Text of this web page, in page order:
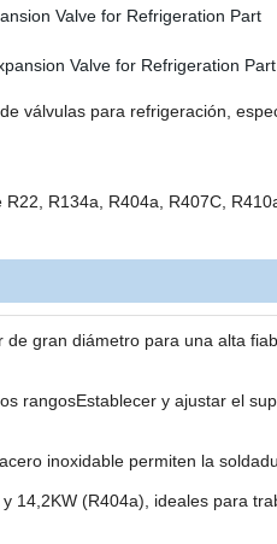
válvulas para refrigeración,
R134a, R404a, R407C,
gran diámetro para una alta
rangosEstablecer y ajustar el
inoxidable permiten la
14,2KW (R404a), ideales para